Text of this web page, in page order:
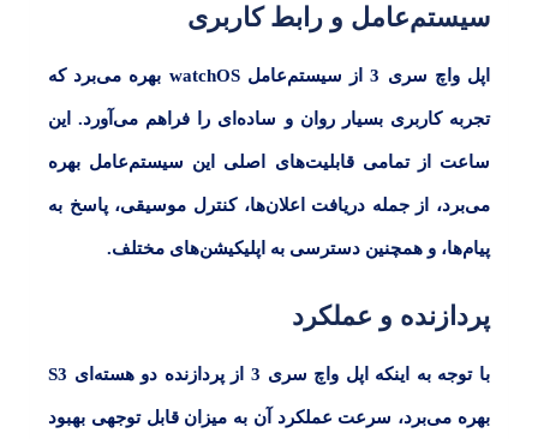
سیستم‌عامل و رابط کاربری
اپل واچ سری 3 از سیستم‌عاملwatchOS بهره می‌برد که
تجربه کاربری بسیار روان و ساده‌ای را فراهم می‌آورد. این
ساعت از تمامی قابلیت‌های اصلی این سیستم‌عامل بهره
می‌برد، از جمله دریافت اعلان‌ها، کنترل موسیقی، پاسخ به
پیام‌ها، و همچنین دسترسی به اپلیکیشن‌های مختلف.
پردازنده و عملکرد
با توجه به اینکه اپل واچ سری 3 از پردازنده دو هسته‌ای S3
بهره می‌برد، سرعت عملکرد آن به میزان قابل توجهی بهبود